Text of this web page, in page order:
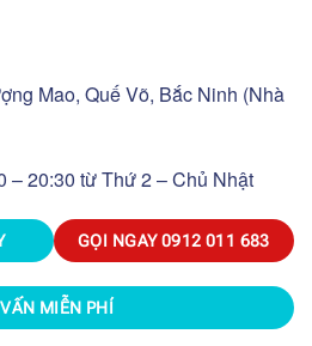
Mao, Quế Võ, Bắc Ninh (Nhà
– 20:30 từ Thứ 2 – Chủ Nhật
GỌI NGAY0912 011 683
MIỄN PHÍ